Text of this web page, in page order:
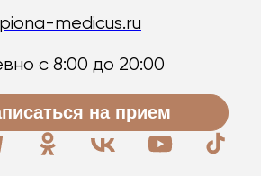
medicus.ru
с 8:00 до 20:00
на прием